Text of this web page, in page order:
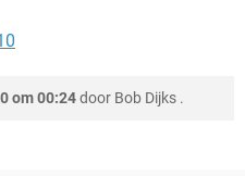
om 00:24door Bob Dijks .